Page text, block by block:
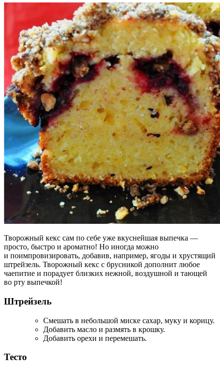
Творожный кекс сам по себе уже вкуснейшая выпечка —
просто, быстро и ароматно! Но иногда можно
и поимпровизировать, добавив, например, ягоды и хрустящий
штрейзель. Творожный кекс с брусникой дополнит любое
чаепитие и порадует близких нежной, воздушной и тающей
во рту выпечкой!
Штрейзель
Смешать в небольшой миске сахар, муку и корицу.
Добавить масло и размять в крошку.
Добавить орехи и перемешать.
Тесто